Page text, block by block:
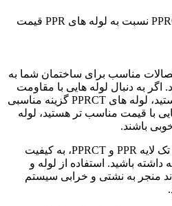
لوله های PPRCT نسبت به لوله های PPR قیمت
مناسب برای ساختمان شما به
به دنبال لوله هایی با مقاومت
بالا در برابر حرارت و فشار هستید، لوله های PPRCT گزینه مناسبی
با قیمت مناسب تر هستید، لوله
در هنگام خرید لوله و اتصالات تک لایه PPR و PPRCT، به کیفیت
باشید. استفاده از لوله و
منجر به نشتی و خرابی سیستم